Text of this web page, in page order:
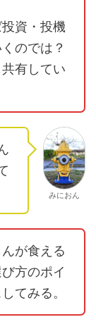
資・投機
のでは？
有してい
みにおん
が食える
方のポイ
てみる。